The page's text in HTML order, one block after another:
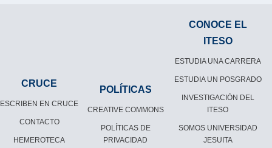
CRUCE
ESCRIBEN EN CRUCE
CONTACTO
HEMEROTECA
POLÍTICAS
CREATIVE COMMONS
POLÍTICAS DE
PRIVACIDAD
CONOCE EL
ITESO
ESTUDIA UNA CARRERA
ESTUDIA UN POSGRADO
INVESTIGACIÓN DEL
ITESO
SOMOS UNIVERSIDAD
JESUITA